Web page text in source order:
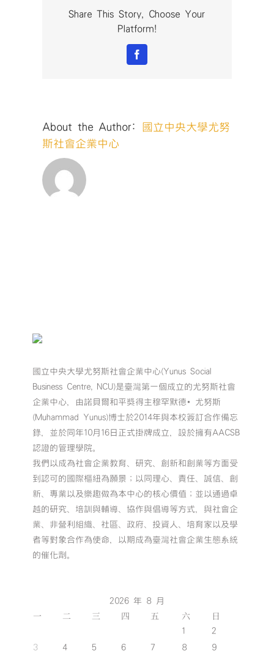
Share This Story, Choose Your
Platform!
Facebook
About the Author:
國立中央大學尤努
斯社會企業中心
國立中央大學尤努斯社會企業中心(Yunus Social
Business Centre, NCU)是臺灣第一個成立的尤努斯社會
企業中心，由諾貝爾和平獎得主穆罕默德•尤努斯
(Muhammad Yunus)博士於2014年與本校簽訂合作備忘
錄，並於同年10月16日正式掛牌成立，設於擁有AACSB
認證的管理學院。
我們以成為社會企業教育、研究、創新和創業等方面受
到認可的國際樞紐為願景；以同理心、責任、誠信、創
新、專業以及樂趣做為本中心的核心價值；並以通過卓
越的研究、培訓與輔導、協作與倡導等方式，與社會企
業、非營利組織、社區、政府、投資人、培育家以及學
者等對象合作為使命，以期成為臺灣社會企業生態系統
的催化劑。
2026 年 8 月
一 二 三 四 五 六 日
1
2
3
4 5 6 7 8
9